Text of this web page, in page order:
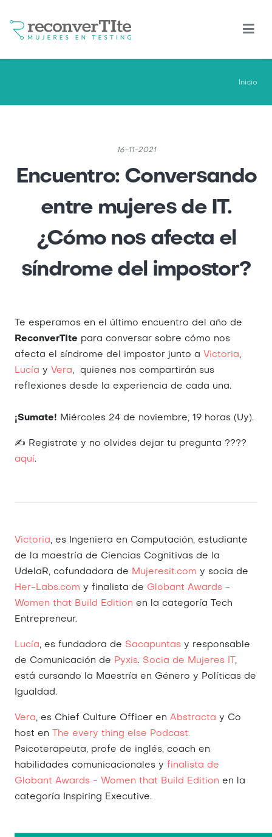
Inicio
16-11-2021
Encuentro: Conversando
entre mujeres de IT.
¿Cómo nos afecta el
síndrome del impostor?
Te esperamos en el último encuentro del año de
ReconverTIte para conversar sobre cómo nos
afecta el síndrome del impostor junto a Victoria,
Lucía y Vera, quienes nos compartirán sus
reflexiones desde la experiencia de cada una.
¡Sumate! Miércoles 24 de noviembre, 19 horas (Uy).
✍️ Registrate y no olvides dejar tu pregunta ????
aquí.
Victoria, es
Ingeniera en Computación, estudiante
de la maestría de Ciencias Cognitivas de la
UdelaR, cofundadora de
Mujeresit.com y socia de
Her-Labs.com y finalista de Globant Awards -
Women that Build Edition en la categoría Tech
Entrepreneur.
Lucía, es fundadora de Sacapuntas y responsable
de Comunicación de Pyxis. Socia de Mujeres IT ,
está cursando la Maestría en Género y Políticas de
Igualdad.
Vera, es Chief Culture Officer en Abstracta y Co
host en
The every thing else Podcast.
Psicoterapeuta, profe de inglés, coach en
habilidades comunicacionales y finalista de
Globant Awards - Women that Build Edition en la
categoría Inspiring Executive.